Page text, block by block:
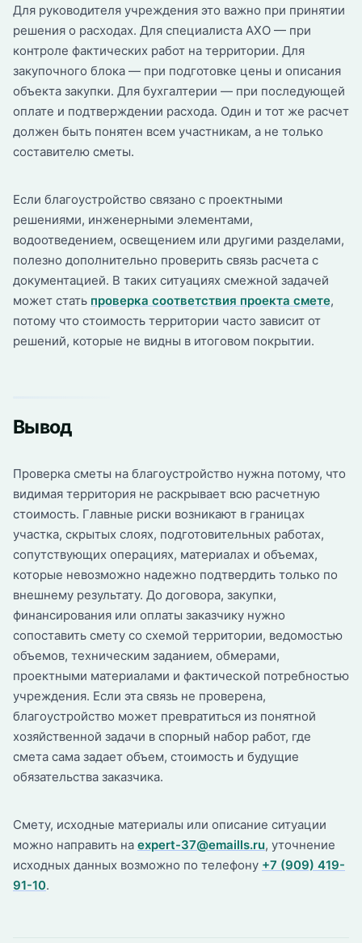
Для руководителя учреждения это важно при принятии
решения о расходах. Для специалиста АХО — при
контроле фактических работ на территории. Для
закупочного блока — при подготовке цены и описания
объекта закупки. Для бухгалтерии — при последующей
оплате и подтверждении расхода. Один и тот же расчет
должен быть понятен всем участникам, а не только
составителю сметы.
Если благоустройство связано с проектными
решениями, инженерными элементами,
водоотведением, освещением или другими разделами,
полезно дополнительно проверить связь расчета с
документацией. В таких ситуациях смежной задачей
может стать проверка соответствия проекта смете,
потому что стоимость территории часто зависит от
решений, которые не видны в итоговом покрытии.
Вывод
Проверка сметы на благоустройство нужна потому, что
видимая территория не раскрывает всю расчетную
стоимость. Главные риски возникают в границах
участка, скрытых слоях, подготовительных работах,
сопутствующих операциях, материалах и объемах,
которые невозможно надежно подтвердить только по
внешнему результату. До договора, закупки,
финансирования или оплаты заказчику нужно
сопоставить смету со схемой территории, ведомостью
объемов, техническим заданием, обмерами,
проектными материалами и фактической потребностью
учреждения. Если эта связь не проверена,
благоустройство может превратиться из понятной
хозяйственной задачи в спорный набор работ, где
смета сама задает объем, стоимость и будущие
обязательства заказчика.
Смету, исходные материалы или описание ситуации
можно направить на expert-37@emaills.ru, уточнение
исходных данных возможно по телефону +7 (909) 419-
91-10.